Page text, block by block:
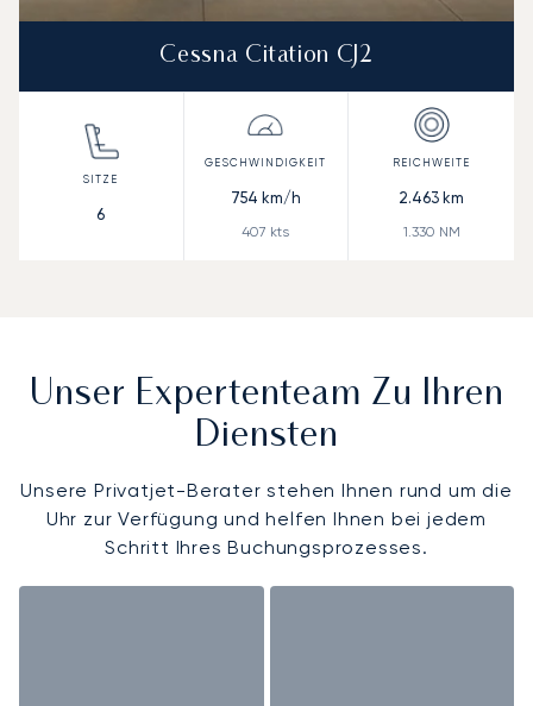
Cessna Citation CJ2
6
754 km/h
407 kts
2.463 km
1.330 NM
Unser Expertenteam Zu Ihren
Diensten
Unsere Privatjet-Berater stehen Ihnen rund um die
Uhr zur Verfügung und helfen Ihnen bei jedem
Schritt Ihres Buchungsprozesses.